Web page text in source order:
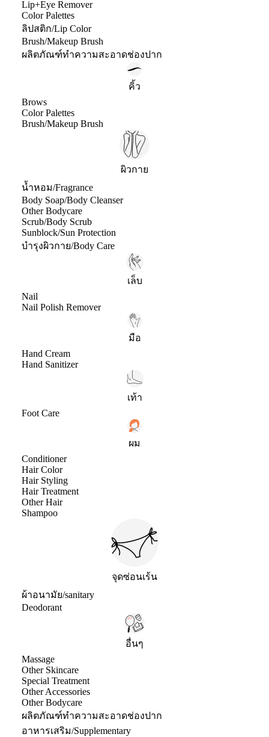
Lip+Eye Remover
Color Palettes
ลิปสติก/Lip Color
Brush/Makeup Brush
ผลิตภัณฑ์ทำความสะอาดช่องปาก
คิ้ว
Brows
Color Palettes
Brush/Makeup Brush
ผิวกาย
น้ำหอม/Fragrance
Body Soap/Body Cleanser
Other Bodycare
Scrub/Body Scrub
Sunblock/Sun Protection
บำรุงผิวกาย/Body Care
เล็บ
Nail
Nail Polish Remover
มือ
Hand Cream
Hand Sanitizer
เท้า
Foot Care
ผม
Conditioner
Hair Color
Hair Styling
Hair Treatment
Other Hair
Shampoo
จุดซ่อนเร้น
ผ้าอนามัย/sanitary
Deodorant
อื่นๆ
Massage
Other Skincare
Special Treatment
Other Accessories
Other Bodycare
ผลิตภัณฑ์ทำความสะอาดช่องปาก
อาหารเสริม/Supplementary